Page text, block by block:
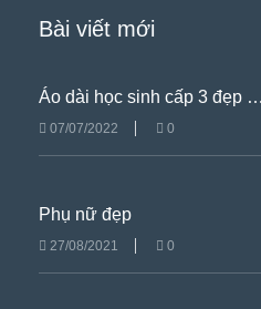
Bài viết mới
Áo dài học sinh cấp 3 đẹp
07/07/2022 0
Phụ nữ đẹp
27/08/2021 0